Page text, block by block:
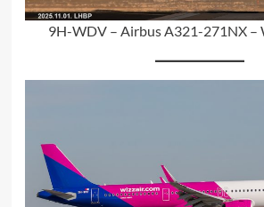
9H-WDV – Airbus A321-271NX –